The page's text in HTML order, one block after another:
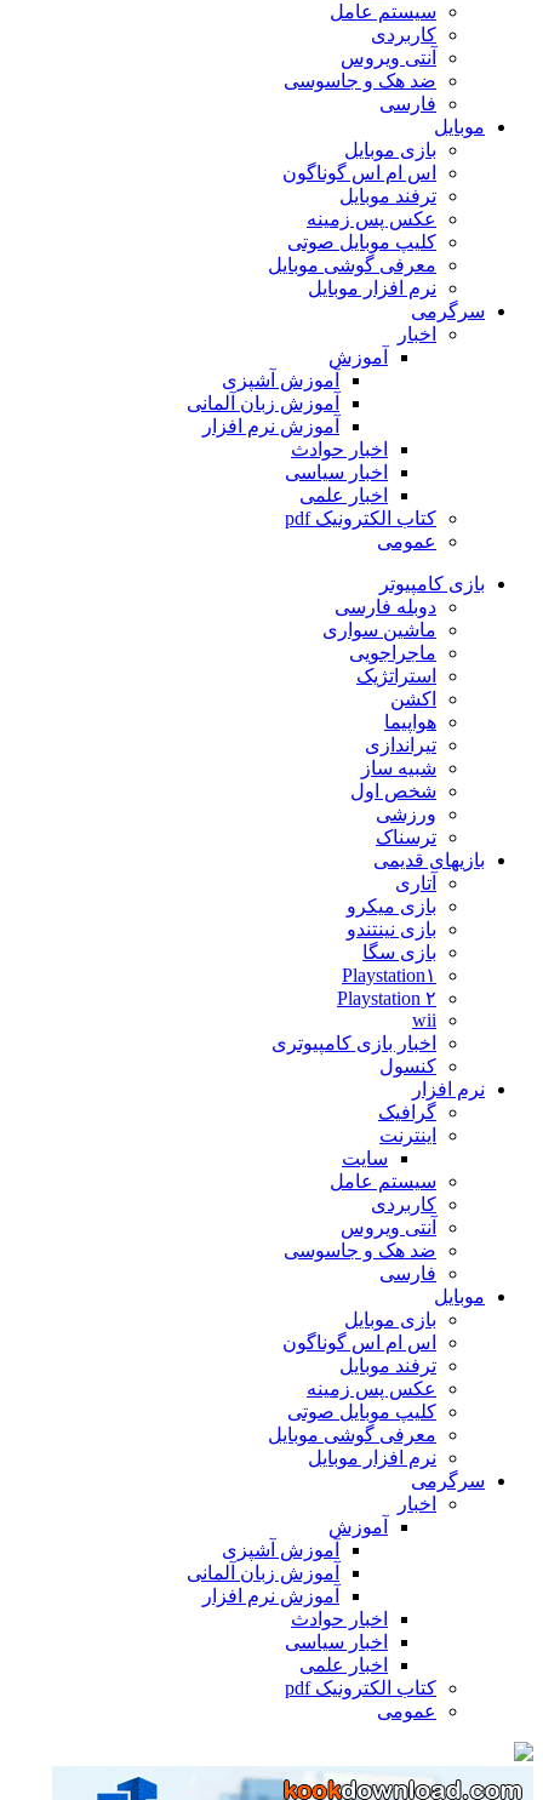
سیستم عامل
کاربردی
آنتی ویروس
ضد هک و جاسوسی
فارسی
موبایل
بازی موبایل
اس ام اس گوناگون
ترفند موبایل
عکس پس زمینه
کلیپ موبایل صوتی
معرفی گوشی موبایل
نرم افزار موبایل
سرگرمی
اخبار
آموزش
آموزش آشپزی
آموزش زبان آلمانی
آموزش نرم افزار
اخبار حوادث
اخبار سیاسی
اخبار علمی
کتاب الکترونیک pdf
عمومی
بازی کامپیوتر
دوبله فارسی
ماشین سواری
ماجراجویی
استراتژیک
اکشن
هواپیما
تیراندازی
شبیه ساز
شخص اول
ورزشی
ترسناک
بازیهای قدیمی
آتاری
بازی میکرو
بازی نینتندو
بازی سگا
Playstation۱
Playstation ۲
wii
اخبار بازی کامپیوتری
کنسول
نرم افزار
گرافیک
اینترنت
سایت
سیستم عامل
کاربردی
آنتی ویروس
ضد هک و جاسوسی
فارسی
موبایل
بازی موبایل
اس ام اس گوناگون
ترفند موبایل
عکس پس زمینه
کلیپ موبایل صوتی
معرفی گوشی موبایل
نرم افزار موبایل
سرگرمی
اخبار
آموزش
آموزش آشپزی
آموزش زبان آلمانی
آموزش نرم افزار
اخبار حوادث
اخبار سیاسی
اخبار علمی
کتاب الکترونیک pdf
عمومی